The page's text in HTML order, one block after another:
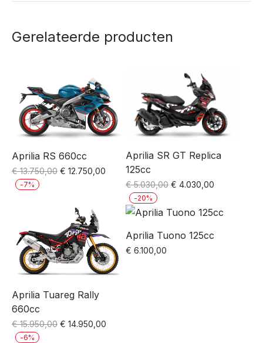
Gerelateerde producten
Aprilia RS 660cc
€13.750,00 Oorspronkelijke
€ 13.750,00.
€ 12.750,00 Huidige
€ 12.750,00.
-7%
Aprilia SR GT Replica
125cc
€5.030,00 Oorspronkelijke
was:
€ 4.030,00
is:
-20%
Aprilia Tuareg Rally
660cc
€15.950,00 Oorspronkelijke
€ 14.950,00
-6%
Aprilia Tuono 125cc
€ 6.100,00